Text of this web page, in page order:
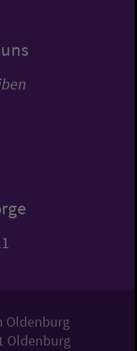
Oldenburg
Oldenburg